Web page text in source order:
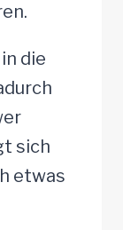
die
sich
etwas